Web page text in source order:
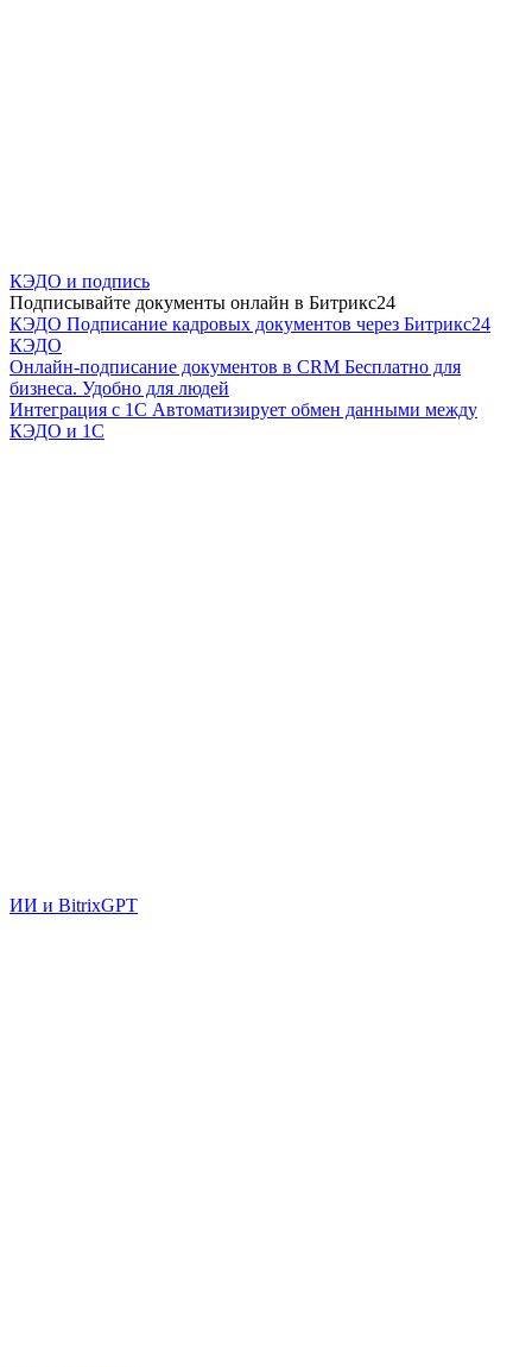
КЭДО и подпись
Подписывайте документы онлайн в Битрикс24
КЭДО Подписание кадровых документов через Битрикс24
КЭДО
Онлайн-подписание документов в CRM Бесплатно для
бизнеса. Удобно для людей
Интеграция с 1С Автоматизирует обмен данными между
КЭДО и 1С
ИИ и BitrixGPT